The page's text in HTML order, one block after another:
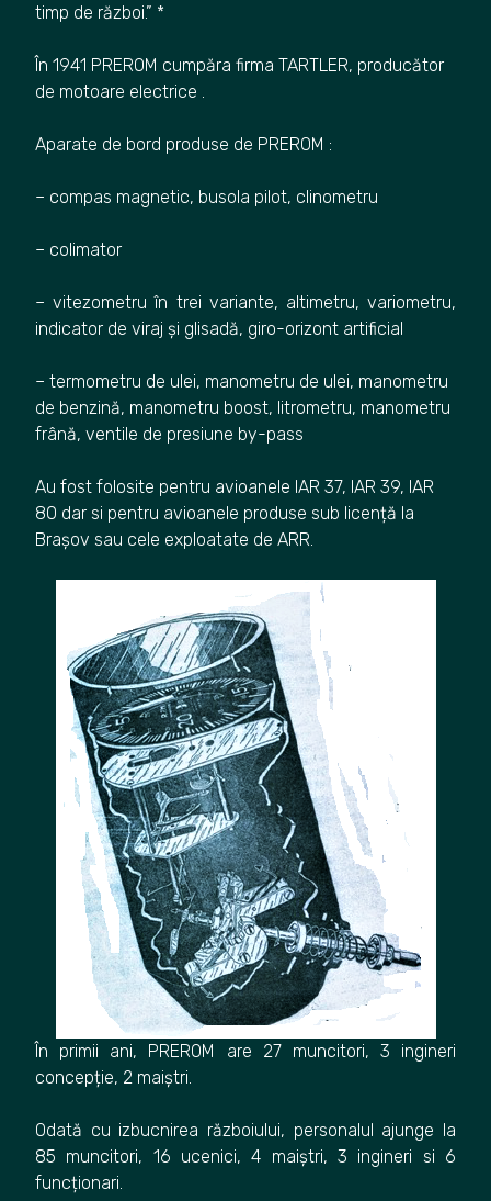
timp de război.” *
În 1941 PREROM cumpăra firma TARTLER, producător
de motoare electrice .
Aparate de bord produse de PREROM :
– compas magnetic, busola pilot, clinometru
– colimator
– vitezometru în trei variante, altimetru, variometru,
indicator de viraj și glisadă, giro-orizont artificial
– termometru de ulei, manometru de ulei, manometru
de benzină, manometru boost, litrometru, manometru
frână, ventile de presiune by-pass
Au fost folosite pentru avioanele IAR 37, IAR 39, IAR
80 dar si pentru avioanele produse sub licență la
Brașov sau cele exploatate de ARR.
În primii ani, PREROM are 27 muncitori, 3 ingineri
concepție, 2 maiștri.
Odată cu izbucnirea războiului, personalul ajunge la
85 muncitori, 16 ucenici, 4 maiștri, 3 ingineri si 6
funcționari.